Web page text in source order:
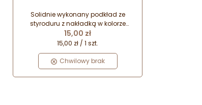
2.2 cm
Solidnie wykonany podkład ze
styroduru z nakładką w kolorze
złotym. Idealnie sprawdzi się do
transportu, przechowywania i
ekspozycji cięższych ciast i tortów.
Będzie również doskonałą
podstawą dla tortu piętrowego.
Cena
15,00 zł
15,00 zł / 1 szt.
Chwilowy brak